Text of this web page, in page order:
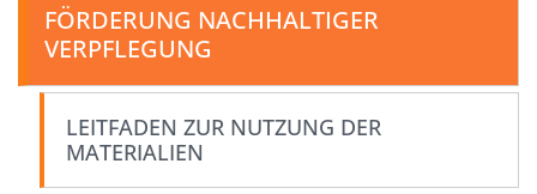
FÖRDERUNG NACHHALTIGER
VERPFLEGUNG
LEITFADEN ZUR NUTZUNG DER
MATERIALIEN